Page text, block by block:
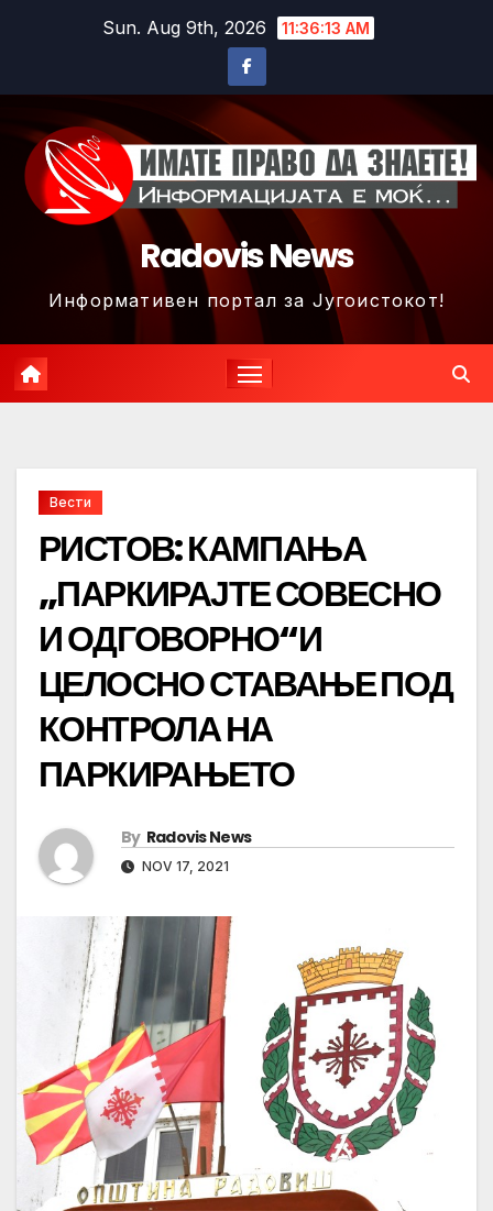
Sun. Aug 9th, 2026 11:36:16 AM
Radovis News
Информативен портал за Југоистокот!
Вести
РИСТОВ: КАМПАЊА
„ПАРКИРАЈТЕ СОВЕСНО
И ОДГОВОРНО“И
ЦЕЛОСНО СТАВАЊЕ ПОД
КОНТРОЛА НА
ПАРКИРАЊЕТО
By Radovis News
NOV 17, 2021